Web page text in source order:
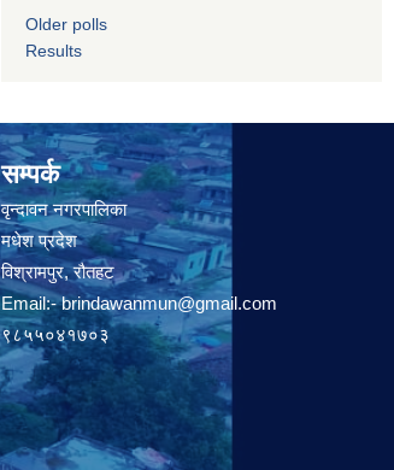
Older polls
Results
सम्पर्क
वृन्दावन नगरपालिका
मधेश प्रदेश
विश्रामपुर, रौतहट
Email:-brindawanmun@gmail.com
९८५५०४१७०३